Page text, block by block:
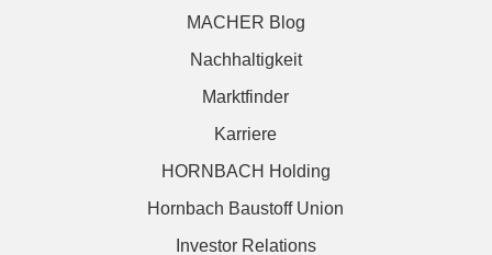
MACHER Blog
Nachhaltigkeit
Marktfinder
Karriere
HORNBACH Holding
Hornbach Baustoff Union
Investor Relations